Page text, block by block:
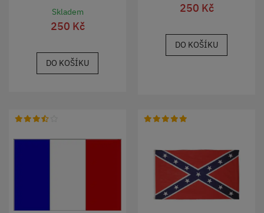
Skladem
250 Kč
DO KOŠÍKU
250 Kč
DO KOŠÍKU